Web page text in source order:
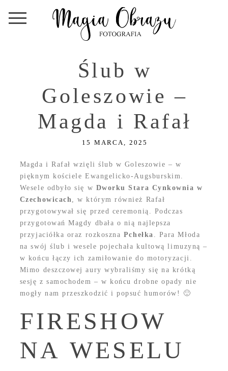
Ślub w
Goleszowie –
Magda i Rafał
15 MARCA, 2025
Magda i Rafał wzięli ślub w Goleszowie – w
pięknym kościele Ewangelicko-Augsburskim.
Wesele odbyło się w Dworku Stara Cynkownia w
Czechowicach
, w którym również Rafał
przygotowywał się przed ceremonią. Podczas
przygotowań Magdy dbała o nią najlepsza
przyjaciółka oraz rozkoszna Pchełka
. Para Młoda
na swój ślub i wesele pojechała kultową limuzyną –
w końcu łączy ich zamiłowanie do motoryzacji.
Mimo deszczowej aury wybraliśmy się na krótką
sesję z samochodem – w końcu drobne opady nie
mogły nam przeszkodzić i popsuć humorów! 🙂
FIRESHOW
NA WESELU